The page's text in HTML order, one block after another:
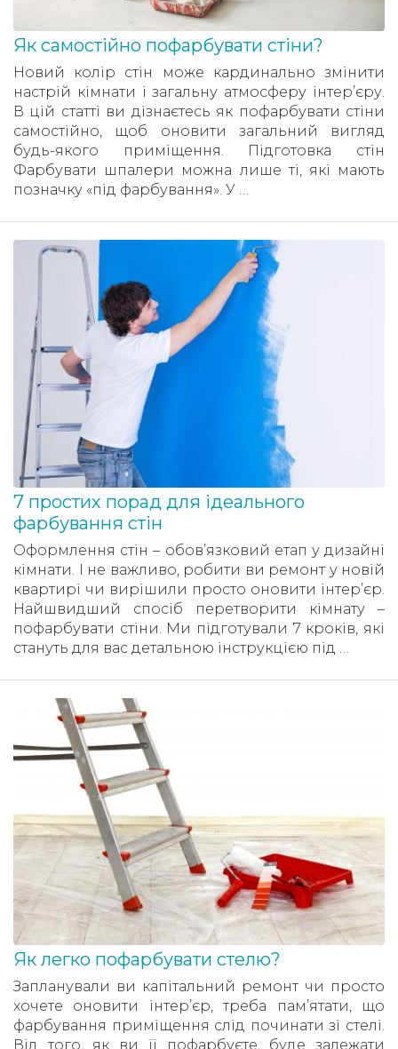
Як самостійно пофарбувати стіни?
Новий колір стін може кардинально змінити
настрій кімнати і загальну атмосферу інтер’єру.
В цій статті ви дізнаєтесь як пофарбувати стіни
самостійно, щоб оновити загальний вигляд
будь-якого приміщення. Підготовка стін
Фарбувати шпалери можна лише ті, які мають
позначку «під фарбування». У …
7 простих порад для ідеального
фарбування стін
Оформлення стін – обов’язковий етап у дизайні
кімнати. І не важливо, робити ви ремонт у новій
квартирі чи вирішили просто оновити інтер’єр.
Найшвидший спосіб перетворити кімнату –
пофарбувати стіни. Ми підготували 7 кроків, які
стануть для вас детальною інструкцією під …
Як легко пофарбувати стелю?
Запланували ви капітальний ремонт чи просто
хочете оновити інтер’єр, треба пам’ятати, що
фарбування приміщення слід починати зі стелі.
Від того, як ви її пофарбуєте, буде залежати